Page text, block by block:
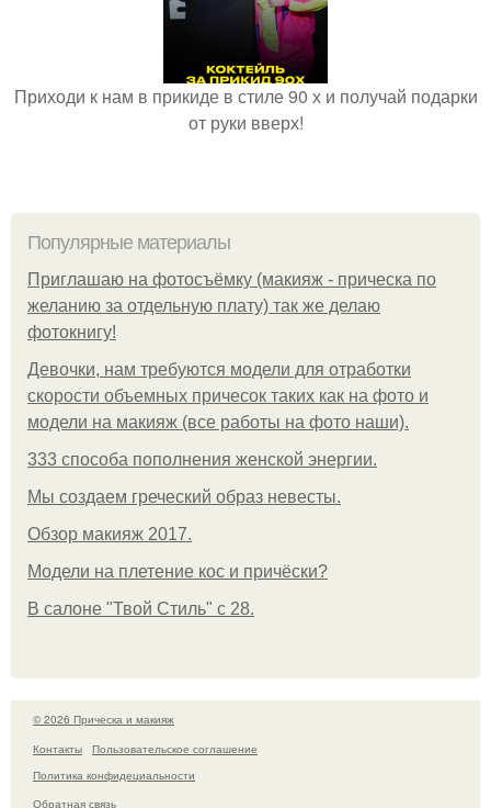
Приходи к нам в прикиде в стиле 90 х и получай подарки
от руки вверх!
Популярные материалы
Приглашаю на фотосъёмку (макияж - прическа по
желанию за отдельную плату) так же делаю
фотокнигу!
Девочки, нам требуются модели для отработки
скорости объемных причесок таких как на фото и
модели на макияж (все работы на фото наши).
333 способа пополнения женской энергии.
Мы создаем греческий образ невесты.
Обзор макияж 2017.
Модели на плетение кос и причёски?
В салоне "Твой Стиль" с 28.
© 2026 Прическа и макияж
Контакты
Пользовательское соглашение
Политика конфидециальности
Обратная связь